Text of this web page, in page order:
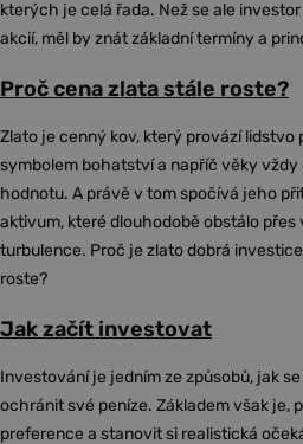
kterých je celá řada. Než se ale
akcií, měl by znát základní termíny a
Proč cena zlata stále roste?
Zlato je cenný kov, který provází lidstvo
symbolem bohatství a napříč věky vždy
hodnotu. A právě v tom spočívá jeho
aktivum, které dlouhodobě obstálo
turbulence. Proč je zlato dobrá
roste?
Jak začít investovat
Investování je jedním ze způsobů, jak
ochránit své peníze. Základem však je,
preference a stanovit si realistická